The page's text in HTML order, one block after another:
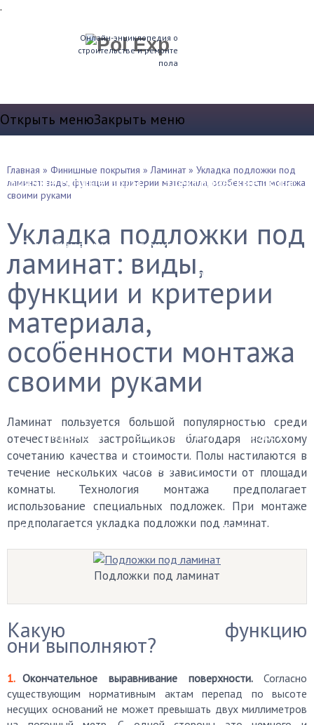
.
Онлайн-энциклопедия о
строительстве и ремонте
пола
Открыть менюЗакрыть меню
Водяные теплые полы
Электрические полы
Выравнивание и стяжка
Звукоизоляция и т.д.
Плинтуса
Утепление полов
Финишные покрытия
Бетонный пол
Деревянный пол
Керамогранит
Линолеум
Наливной пол
Паркет
Плитка
Пробковый пол
Черновой пол
Уборка
Каталог мастеров FAQ
Главная » Финишные покрытия »Ламинат» Укладка подложки под
ламинат: виды, функции и критерии материала, особенности монтажа
своими руками
Укладка подложки под
ламинат: виды,
функции и критерии
материала,
особенности монтажа
своими руками
Ламинат пользуется большой популярностью среди
отечественных застройщиков благодаря неплохому
сочетанию качества и стоимости. Полы настилаются в
течение нескольких часов в зависимости от площади
комнаты. Технология монтажа предполагает
использование специальных подложек. При монтаже
предполагается укладка подложки под ламинат.
Подложки под ламинат
Какую функцию
они выполняют?
Окончательное выравнивание поверхности. Согласно
существующим нормативным актам перепад по высоте
несущих оснований не может превышать двух миллиметров